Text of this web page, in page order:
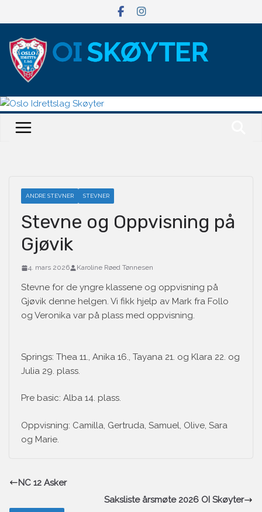
ANDRE STEVNER STEVNER
Stevne og Oppvisning på
Gjøvik
4. mars 2026 Karoline Røed Tønnesen
Stevne for de yngre klassene og oppvisning på
Gjøvik denne helgen. Vi fikk hjelp av Mark fra Follo
og Veronika var på plass med oppvisning.
Springs: Thea 11., Anika 16., Tayana 21. og Klara 22. og
Julia 29. plass.
Pre basic: Alba 14. plass.
Oppvisning: Camilla, Gertruda, Samuel, Olive, Sara
og Marie.
NC 12 Asker
Saksliste årsmøte 2026 OI Skøyter